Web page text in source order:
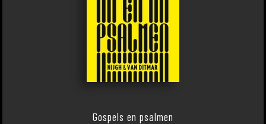
Gospels en psalmen